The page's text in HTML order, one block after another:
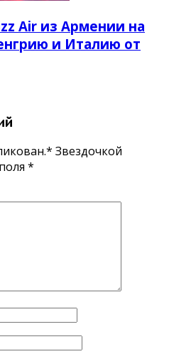
Air из Армении на
и Италию от
Звездочкой
*